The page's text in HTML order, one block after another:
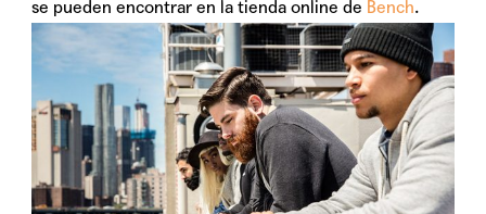
se pueden encontrar en la tienda online de Bench.